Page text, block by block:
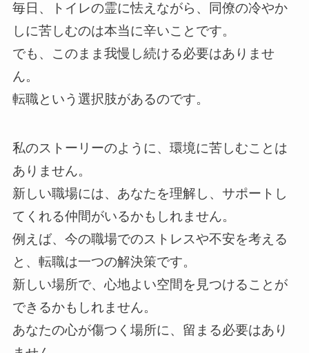
毎日、トイレの霊に怯えながら、同僚の冷やか
しに苦しむのは本当に辛いことです。
でも、このまま我慢し続ける必要はありませ
ん。
転職という選択肢があるのです。
私のストーリーのように、環境に苦しむことは
ありません。
新しい職場には、あなたを理解し、サポートし
てくれる仲間がいるかもしれません。
例えば、今の職場でのストレスや不安を考える
と、転職は一つの解決策です。
新しい場所で、心地よい空間を見つけることが
できるかもしれません。
あなたの心が傷つく場所に、留まる必要はあり